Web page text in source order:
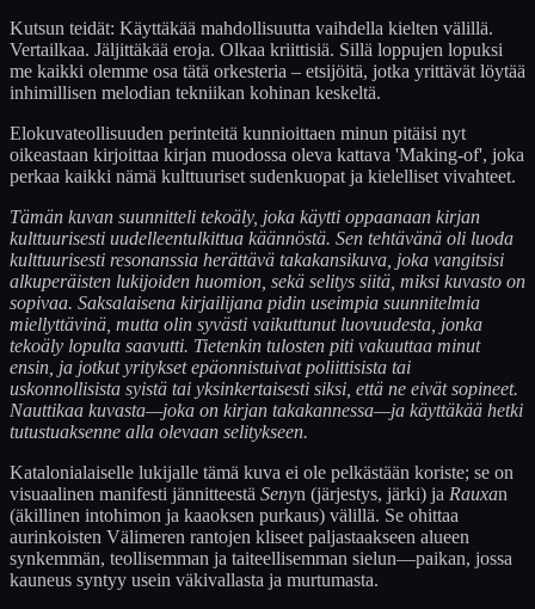
Kutsun teidät: Käyttäkää mahdollisuutta vaihdella kielten välillä.
Vertailkaa. Jäljittäkää eroja. Olkaa kriittisiä. Sillä loppujen lopuksi
me kaikki olemme osa tätä orkesteria – etsijöitä, jotka yrittävät löytää
inhimillisen melodian tekniikan kohinan keskeltä.
Elokuvateollisuuden perinteitä kunnioittaen minun pitäisi nyt
oikeastaan kirjoittaa kirjan muodossa oleva kattava 'Making-of', joka
perkaa kaikki nämä kulttuuriset sudenkuopat ja kielelliset vivahteet.
Tämän kuvan suunnitteli tekoäly, joka käytti oppaanaan kirjan
kulttuurisesti uudelleentulkittua käännöstä. Sen tehtävänä oli luoda
kulttuurisesti resonanssia herättävä takakansikuva, joka vangitsisi
alkuperäisten lukijoiden huomion, sekä selitys siitä, miksi kuvasto on
sopivaa. Saksalaisena kirjailijana pidin useimpia suunnitelmia
miellyttävinä, mutta olin syvästi vaikuttunut luovuudesta, jonka
tekoäly lopulta saavutti. Tietenkin tulosten piti vakuuttaa minut
ensin, ja jotkut yritykset epäonnistuivat poliittisista tai
uskonnollisista syistä tai yksinkertaisesti siksi, että ne eivät sopineet.
Nauttikaa kuvasta—joka on kirjan takakannessa—ja käyttäkää hetki
tutustuaksenne alla olevaan selitykseen.
Katalonialaiselle lukijalle tämä kuva ei ole pelkästään koriste; se on
visuaalinen manifesti jännitteestä Senyn (järjestys, järki) ja Rauxan
(äkillinen intohimon ja kaaoksen purkaus) välillä. Se ohittaa
aurinkoisten Välimeren rantojen kliseet paljastaakseen alueen
synkemmän, teollisemman ja taiteellisemman sielun—paikan, jossa
kauneus syntyy usein väkivallasta ja murtumasta.